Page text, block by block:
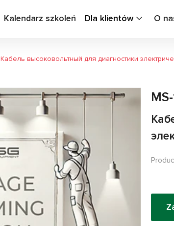
Kalendarz szkoleń Dla klientów O
Кабель высоковольтный для диагностики